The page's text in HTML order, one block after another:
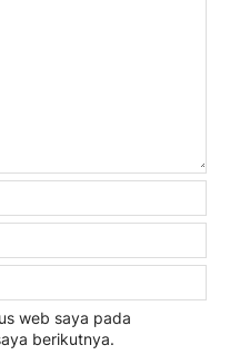
web saya pada
berikutnya.